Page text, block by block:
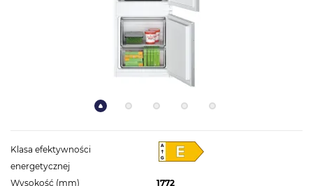
Klasa efektywności
energetycznej
Wysokość (mm)
1772